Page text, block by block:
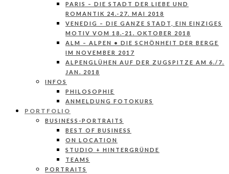
PARIS – DIE STADT DER LIEBE UND
ROMANTIK 24.-27. MAI 2018
VENEDIG – DIE GANZE STADT, EIN EINZIGES
MOTIV VOM 18.-21. OKTOBER 2018
ALM – ALPEN • DIE SCHÖNHEIT DER BERGE
IM NOVEMBER 2017
ALPENGLÜHEN AUF DER ZUGSPITZE AM 6./7.
JAN. 2018
INFOS
PHILOSOPHIE
ANMELDUNG FOTOKURS
PORTFOLIO
BUSINESS-PORTRAITS
BEST OF BUSINESS
ON LOCATION
STUDIO + HINTERGRÜNDE
TEAMS
PORTRAITS